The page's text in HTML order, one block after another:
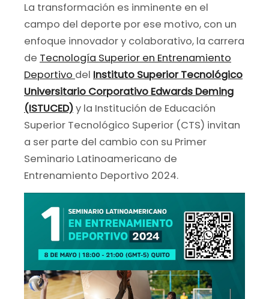
La transformación es inminente en el
campo del deporte por ese motivo, con un
enfoque innovador y colaborativo, la carrera
de Tecnología Superior en Entrenamiento
Deportivo del Instituto Superior Tecnológico
Universitario Corporativo Edwards Deming
(ISTUCED)y la Institución de Educación
Superior Tecnológico Superior (CTS) invitan
a ser parte del cambio con su Primer
Seminario Latinoamericano de
Entrenamiento Deportivo 2024.